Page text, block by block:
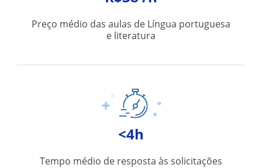
Preço médio das aulas de Língua portuguesa
e literatura
<4h
Tempo médio de resposta às solicitações